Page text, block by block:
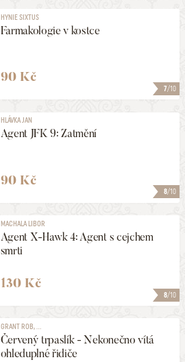
7/10
HYNIE SIXTUS
Farmakologie v kostce
90 Kč
8/10
HLÁVKA JAN
Agent JFK 9: Zatmění
90 Kč
8/10
MACHALA LIBOR
Agent X-Hawk 4: Agent s cejchem
smrti
130 Kč
GRANT ROB, ...
Červený trpaslík - Nekonečno vítá
ohleduplné řidiče